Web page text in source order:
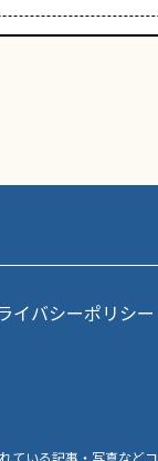
イバシーポリシー